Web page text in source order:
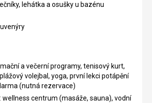
lehátka a osušky u bazénu
a večerní programy, tenisový kurt,
volejbal, yoga, první lekci potápění
(nutná rezervace)
wellness centrum (masáže, sauna), vodní